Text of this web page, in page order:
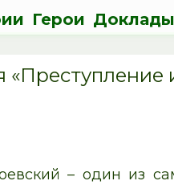
Герои Доклады
– один из